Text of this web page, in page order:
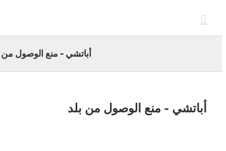
أباتشي - منع الوصول من بلد
- منع الوصول من بلد